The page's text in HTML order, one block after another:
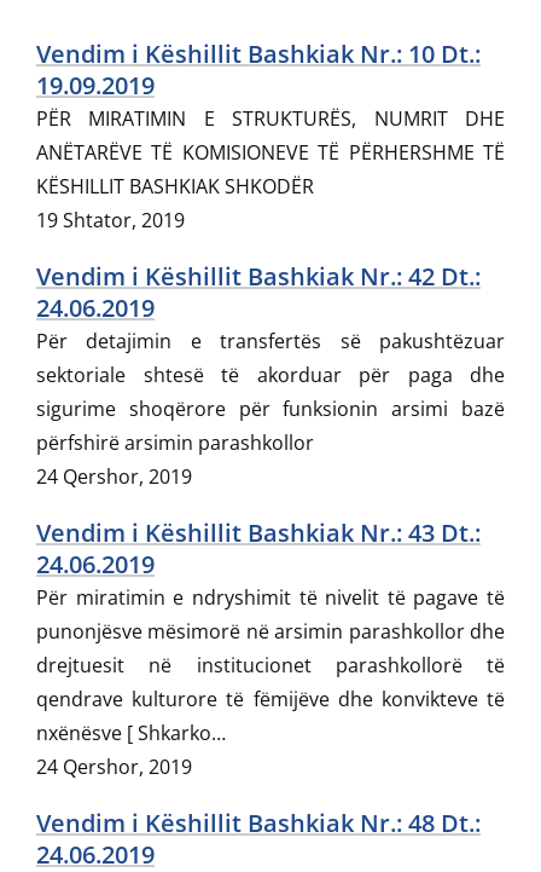
Vendim i Këshillit Bashkiak Nr.: 10 Dt.:
19.09.2019
PËR MIRATIMIN E STRUKTURËS, NUMRIT DHE
ANËTARËVE TË KOMISIONEVE TË PËRHERSHME TË
KËSHILLIT BASHKIAK SHKODËR
19 Shtator, 2019
Vendim i Këshillit Bashkiak Nr.: 42 Dt.:
24.06.2019
Për detajimin e transfertës së pakushtëzuar
sektoriale shtesë të akorduar për paga dhe
sigurime shoqërore për funksionin arsimi bazë
përfshirë arsimin parashkollor
24 Qershor, 2019
Vendim i Këshillit Bashkiak Nr.: 43 Dt.:
24.06.2019
Për miratimin e ndryshimit të nivelit të pagave të
punonjësve mësimorë në arsimin parashkollor dhe
drejtuesit në institucionet parashkollorë të
qendrave kulturore të fëmijëve dhe konvikteve të
nxënësve [ Shkarko…
24 Qershor, 2019
Vendim i Këshillit Bashkiak Nr.: 48 Dt.:
24.06.2019